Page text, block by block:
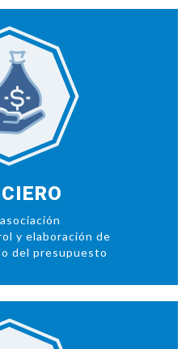
y elaboración de
del presupuesto